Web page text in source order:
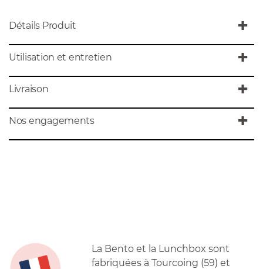
Détails Produit
Utilisation et entretien
Livraison
Nos engagements
La Bento et la Lunchbox sont
fabriquées à Tourcoing (59) et